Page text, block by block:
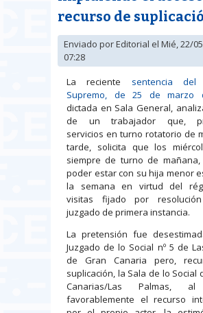
recurso de
Enviado porEditorial el Mié, 22/
07:28
La reciente sentencia del
Supremo, de 25 de marzo
dictada en Sala General,
de un trabajador que,
servicios en turno rotatorio de
tarde, solicita que los
siempre de turno de
poder estar con su hija menor
la semana en virtud del
visitas fijado por
juzgado de primera instancia.
La pretensión fue
Juzgado de lo Social nº 5 de
de Gran Canaria pero,
suplicación, la Sala de lo Social
Canarias/Las Palmas, al
favorablemente el recurso